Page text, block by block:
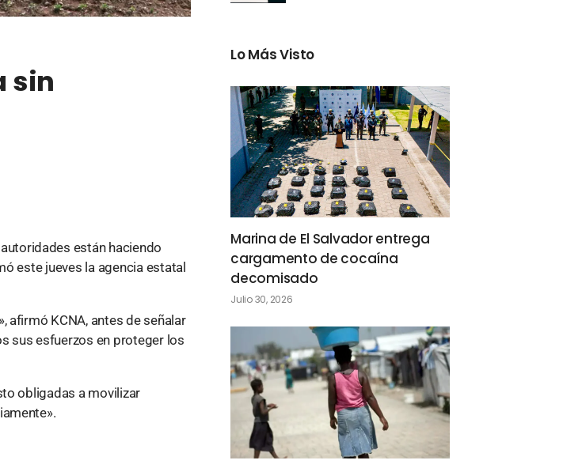
sin
están haciendo
este jueves la agencia estatal
afirmó KCNA, antes de señalar
sus esfuerzos en proteger los
obligadas a movilizar
Lo Más Visto
Marina de El Salvador entrega
cargamento de cocaína
decomisado
Julio 30, 2026